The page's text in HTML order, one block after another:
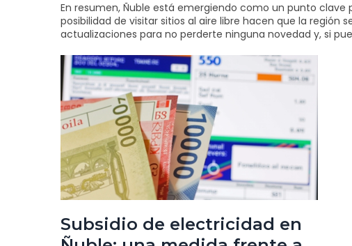
En resumen, Ñuble está emergiendo como un punto
posibilidad de visitar sitios al aire libre hacen que la
actualizaciones para no perderte ninguna novedad y, si
Subsidio de electricidad en